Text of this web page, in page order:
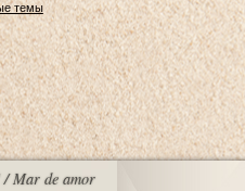
темы
Mar de amor